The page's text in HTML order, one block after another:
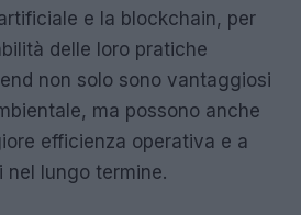
e la blockchain, per
delle loro pratiche
non solo sono vantaggiosi
ma possono anche
efficienza operativa e a
lungo termine.